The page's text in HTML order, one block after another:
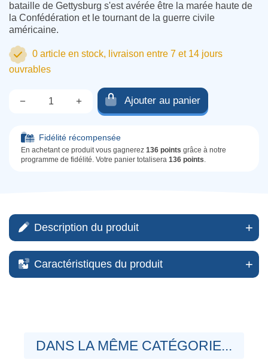
bataille de Gettysburg s'est avérée être la marée haute de
la Confédération et le tournant de la guerre civile
américaine.
0 article en stock, livraison entre 7 et 14 jours
ouvrables
− + Ajouter au panier
Fidélité récompensée
En achetant ce produit vous gagnerez 136 points grâce à notre
programme de fidélité. Votre panier totalisera 136 points.
Description du produit
Caractéristiques du produit
DANS LA MÊME CATÉGORIE...